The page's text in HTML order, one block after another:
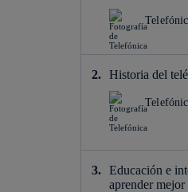
Historia del
Educación e
aprender